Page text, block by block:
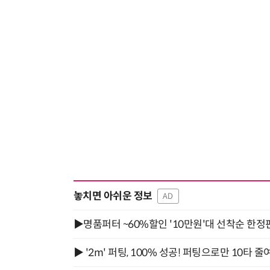
놓치면 아쉬운 정보 AD
▶명품퍼터 ~60%할인 '10만원'대 선착순 한정
▶ '2m' 퍼팅, 100% 성공! 퍼팅으로만 10타 줄